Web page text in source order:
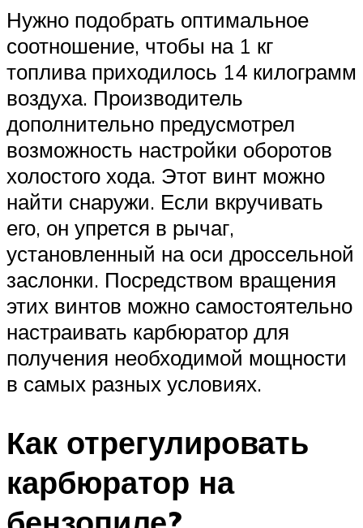
Нужно подобрать оптимальное
соотношение, чтобы на 1 кг
топлива приходилось 14 килограмм
воздуха. Производитель
дополнительно предусмотрел
возможность настройки оборотов
холостого хода. Этот винт можно
найти снаружи. Если вкручивать
его, он упрется в рычаг,
установленный на оси дроссельной
заслонки. Посредством вращения
этих винтов можно самостоятельно
настраивать карбюратор для
получения необходимой мощности
в самых разных условиях.
Как отрегулировать
карбюратор на